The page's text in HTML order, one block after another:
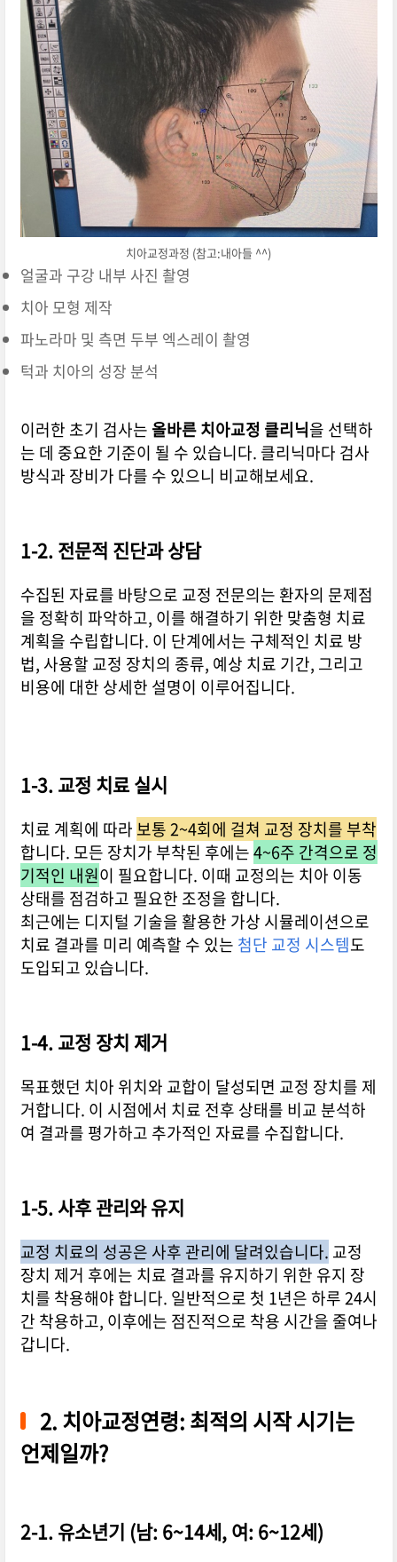
치아교정과정 (참고:내아들 ^^)
얼굴과 구강 내부 사진 촬영
치아 모형 제작
파노라마 및 측면 두부 엑스레이 촬영
턱과 치아의 성장 분석
이러한 초기 검사는 올바른 치아교정 클리닉을 선택하
는 데 중요한 기준이 될 수 있습니다. 클리닉마다 검사
방식과 장비가 다를 수 있으니 비교해보세요.
1-2. 전문적 진단과 상담
수집된 자료를 바탕으로 교정 전문의는 환자의 문제점
을 정확히 파악하고, 이를 해결하기 위한 맞춤형 치료
계획을 수립합니다. 이 단계에서는 구체적인 치료 방
법, 사용할 교정 장치의 종류, 예상 치료 기간, 그리고
비용에 대한 상세한 설명이 이루어집니다.
1-3. 교정 치료 실시
치료 계획에 따라 보통 2~4회에 걸쳐 교정 장치를 부착
합니다. 모든 장치가 부착된 후에는4~6주 간격으로 정
기적인 내원이 필요합니다. 이때 교정의는 치아 이동
상태를 점검하고 필요한 조정을 합니다.
최근에는 디지털 기술을 활용한 가상 시뮬레이션으로
치료 결과를 미리 예측할 수 있는 첨단 교정 시스템도
도입되고 있습니다.
1-4. 교정 장치 제거
목표했던 치아 위치와 교합이 달성되면 교정 장치를 제
거합니다. 이 시점에서 치료 전후 상태를 비교 분석하
여 결과를 평가하고 추가적인 자료를 수집합니다.
1-5. 사후 관리와 유지
교정 치료의 성공은 사후 관리에 달려있습니다. 교정
장치 제거 후에는 치료 결과를 유지하기 위한 유지 장
치를 착용해야 합니다. 일반적으로 첫 1년은 하루 24시
간 착용하고, 이후에는 점진적으로 착용 시간을 줄여나
갑니다.
2. 치아교정연령: 최적의 시작 시기는
언제일까?
2-1. 유소년기 (남: 6~14세, 여: 6~12세)